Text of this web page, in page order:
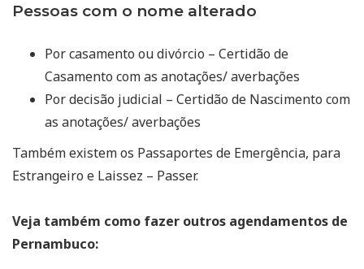
Pessoas com o nome alterado
Por casamento ou divórcio – Certidão de
Casamento com as anotações/ averbações
Por decisão judicial – Certidão de Nascimento com
as anotações/ averbações
Também existem os Passaportes de Emergência, para
Estrangeiro e Laissez – Passer.
Veja também como fazer outros agendamentos de
Pernambuco: